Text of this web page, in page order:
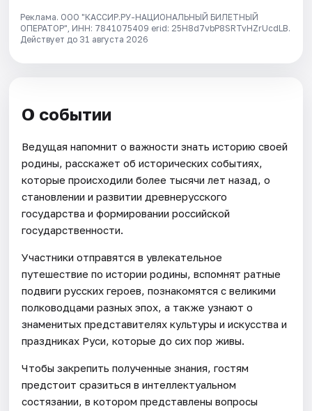
Реклама. ООО "КАССИР.РУ-НАЦИОНАЛЬНЫЙ БИЛЕТНЫЙ
ОПЕРАТОР", ИНН: 7841075409 erid: 25H8d7vbP8SRTvHZrUcdLB.
Действует до 31 августа 2026
О событии
Ведущая напомнит о важности знать историю своей
родины, расскажет об исторических событиях,
которые происходили более тысячи лет назад, о
становлении и развитии древнерусского
государства и формировании российской
государственности.
Участники отправятся в увлекательное
путешествие по истории родины, вспомнят ратные
подвиги русских героев, познакомятся с великими
полководцами разных эпох, а также узнают о
знаменитых представителях культуры и искусства и
праздниках Руси, которые до сих пор живы.
Чтобы закрепить полученные знания, гостям
предстоит сразиться в интеллектуальном
состязании, в котором представлены вопросы